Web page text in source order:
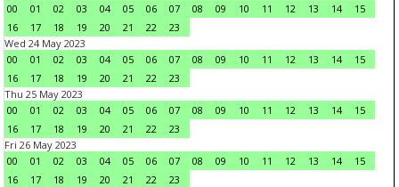
00
01 02 03 04 05 06 07 08 09 10 11 12 13 14
15
16
17 18 19 20 21 22
23
Wed 24 May 2023
00
01 02 03 04 05 06 07 08 09 10 11 12 13 14
15
16
17 18 19 20 21 22
23
Thu 25 May 2023
00
01 02 03 04 05 06 07 08 09 10 11 12 13 14
15
16
17 18 19 20 21 22
23
Fri 26 May 2023
00
01 02 03 04 05 06 07 08 09 10 11 12 13 14
15
16
17 18 19 20 21 22
23